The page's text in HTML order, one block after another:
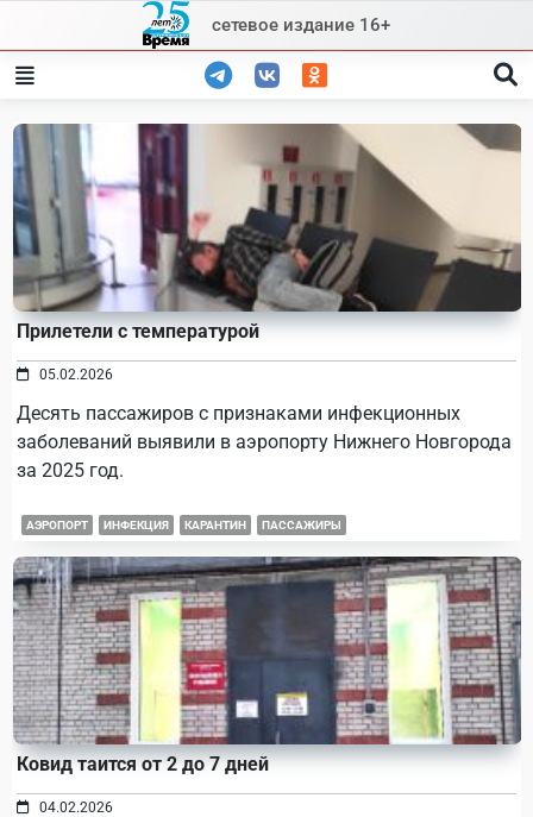
content
сетевое издание 16+
Прилетели с температурой
05.02.2026
Десять пассажиров с признаками инфекционных
заболеваний выявили в аэропорту Нижнего Новгорода
за 2025 год.
АЭРОПОРТ ИНФЕКЦИЯ КАРАНТИН ПАССАЖИРЫ
Ковид таится от 2 до 7 дней
04.02.2026